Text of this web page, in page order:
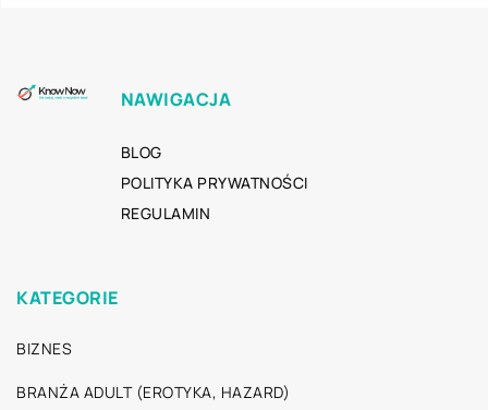
NAWIGACJA
BLOG
POLITYKA PRYWATNOŚCI
REGULAMIN
KATEGORIE
BIZNES
BRANŻA ADULT (EROTYKA, HAZARD)